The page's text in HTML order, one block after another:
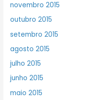
novembro 2015
outubro 2015
setembro 2015
agosto 2015
julho 2015
junho 2015
maio 2015